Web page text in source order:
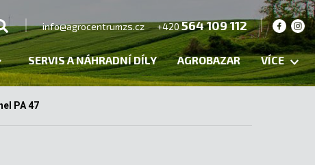
info@agrocentrumzs.cz +420564 109 112
SERVIS A NÁHRADNÍ DÍLY AGROBAZAR VÍCE
PA 47